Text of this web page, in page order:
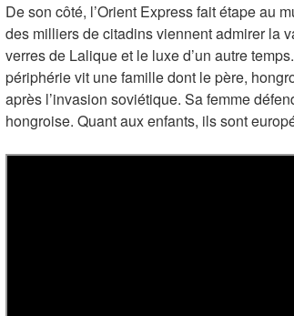
De son côté, l’Orient Express fait étape au
des milliers de citadins viennent admirer la
verres de Lalique et le luxe d’un autre
périphérie vit une famille dont le père,
après l’invasion soviétique. Sa femme
hongroise. Quant aux enfants, ils sont